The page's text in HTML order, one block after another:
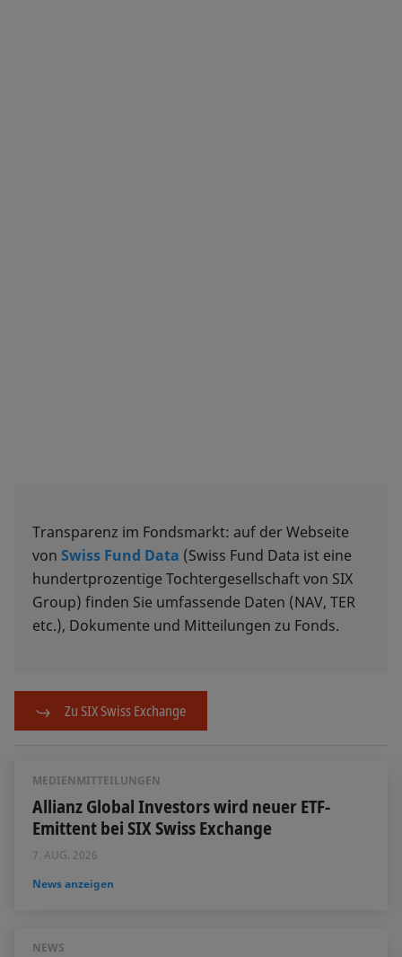
Transparenz im Fondsmarkt: auf der Webseite
von Swiss Fund Data (Swiss Fund Data ist eine
hundertprozentige Tochtergesellschaft von SIX
Group) finden Sie umfassende Daten (NAV, TER
etc.), Dokumente und Mitteilungen zu Fonds.
Zu SIX Swiss Exchange
MEDIENMITTEILUNGEN
Allianz Global Investors wird neuer ETF-
Emittent bei SIX Swiss Exchange
7. AUG. 2026
News anzeigen
NEWS